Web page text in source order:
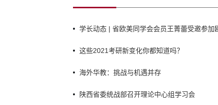
学长动态 | 省欧美同学会会员王菁蕾受邀参加
庆祝建党105周年暨《中俄睦邻友好合作条约》
这些2021考研新变化你都知道吗？
海外华教：挑战与机遇并存
陕西省委统战部召开理论中心组学习会